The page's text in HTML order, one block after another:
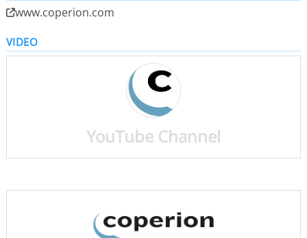
www.coperion.com
VIDEO
YouTube Channel